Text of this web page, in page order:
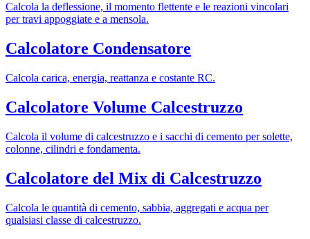
Calcola la deflessione, il momento flettente e le reazioni vincolari
per travi appoggiate e a mensola.
Calcolatore Condensatore
Calcola carica, energia, reattanza e costante RC.
Calcolatore Volume Calcestruzzo
Calcola il volume di calcestruzzo e i sacchi di cemento per solette,
colonne, cilindri e fondamenta.
Calcolatore del Mix di Calcestruzzo
Calcola le quantità di cemento, sabbia, aggregati e acqua per
qualsiasi classe di calcestruzzo.